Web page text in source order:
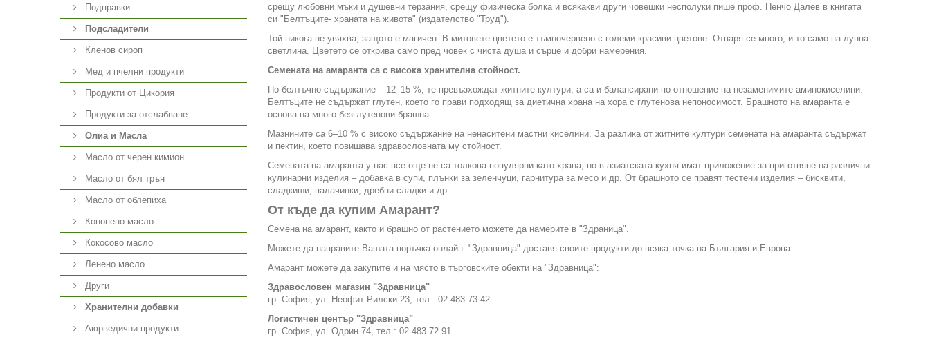
Подправки
Подсладители
Кленов сироп
Мед и пчелни продукти
Продукти от Цикория
Продукти за отслабване
Олиа и Масла
Масло от черен кимион
Масло от бял трън
Масло от облепиха
Конопено масло
Кокосово масло
Ленено масло
Други
Хранителни добавки
Аюрведични продукти
срещу любовни мъки и душевни терзания, срещу физическа болка и всякакви други човешки несполуки пише проф. Пенчо Далев в книгата
си "Белтъците- храната на живота" (издателство "Труд").
Той никога не увяхва, защото е магичен. В митовете цветето е тъмночервено с големи красиви цветове. Отваря се много, и то само на лунна
светлина. Цветето се открива само пред човек с чиста душа и сърце и добри намерения.
Семената на амаранта са с висока хранителна стойност.
По белтъчно съдържание – 12–15 %, те превъзхождат житните култури, а са и балансирани по отношение на незаменимите аминокиселини.
Белтъците не съдържат глутен, което го прави подходящ за диетична храна на хора с глутенова непоносимост. Брашното на амаранта е
основа на много безглутенови брашна.
Мазнините са 6–10 % с високо съдържание на ненаситени мастни киселини. За разлика от житните култури семената на амаранта съдържат
и пектин, което повишава здравословната му стойност.
Семената на амаранта у нас все още не са толкова популярни като храна, но в азиатската кухня имат приложение за приготвяне на различни
кулинарни изделия – добавка в супи, плънки за зеленчуци, гарнитура за месо и др. От брашното се правят тестени изделия – бисквити,
сладкиши, палачинки, дребни сладки и др.
От къде да купим Амарант?
Семена на амарант, както и брашно от растението можете да намерите в "Здраница".
Можете да направите Вашата поръчка онлайн. "Здравница" доставя своите продукти до всяка точка на България и Европа.
Амарант можете да закупите и на място в търговските обекти на "Здравница":
Здравословен магазин "Здравница"
гр. София, ул. Неофит Рилски 23, тел.: 02 483 73 42
Логистичен център "Здравница"
гр. София, ул. Одрин 74, тел.: 02 483 72 91